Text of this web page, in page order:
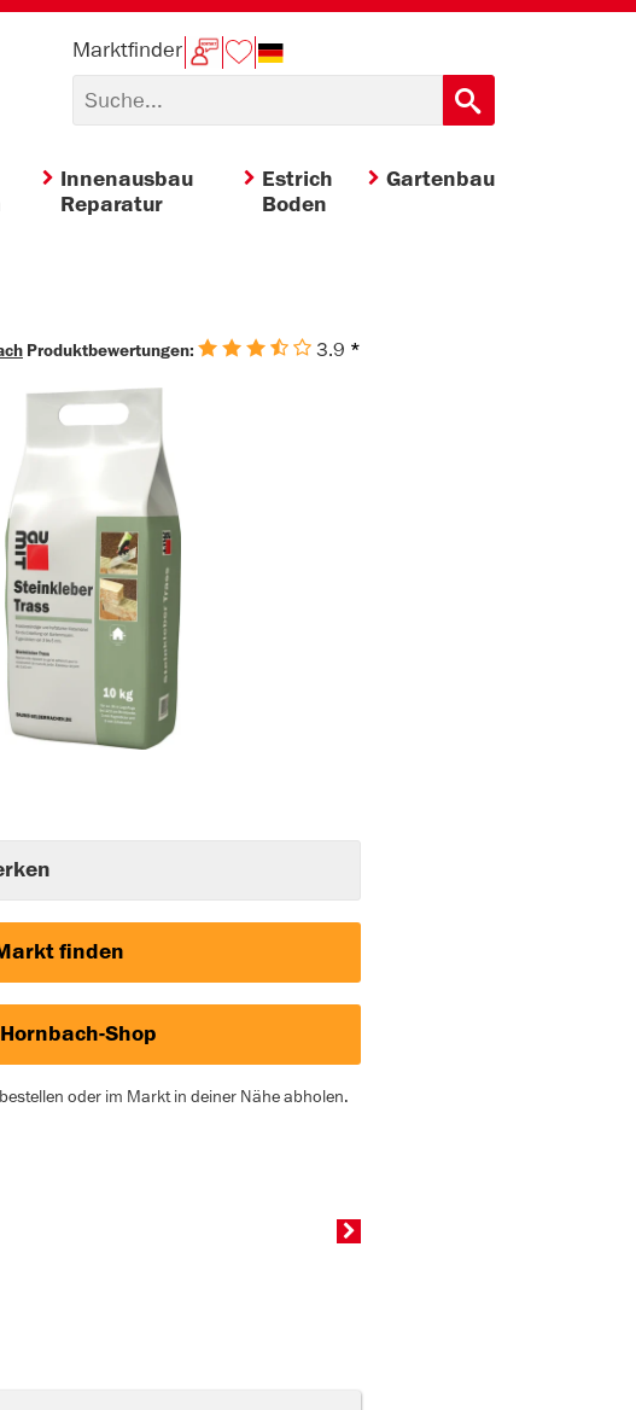
Marktfinder
Innenausbau
Reparatur
Estrich
Boden
Gartenbau
Produktbewertungen: 3.9 *
finden
Shop
oder im Markt in deiner Nähe abholen.